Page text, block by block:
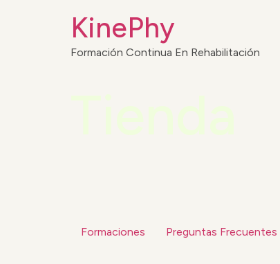
KinePhy
Formación Continua En Rehabilitación
Formaciones Preguntas Frecuentes